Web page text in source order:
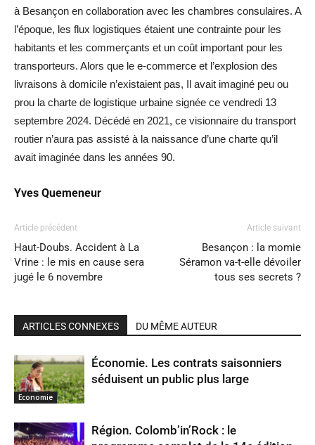
à Besançon en collaboration avec les chambres consulaires. A
l’époque, les flux logistiques étaient une contrainte pour les
habitants et les commerçants et un coût important pour les
transporteurs. Alors que le e-commerce et l’explosion des
livraisons à domicile n’existaient pas, Il avait imaginé peu ou
prou la charte de logistique urbaine signée ce vendredi 13
septembre 2024. Décédé en 2021, ce visionnaire du transport
routier n’aura pas assisté à la naissance d’une charte qu’il
avait imaginée dans les années 90.
Yves Quemeneur
Article précédent
Haut-Doubs. Accident à La
Vrine : le mis en cause sera
jugé le 6 novembre
Article suivant
Besançon : la momie
Séramon va-t-elle dévoiler
tous ses secrets ?
ARTICLES CONNEXES DU MÊME AUTEUR
Economie
Économie. Les contrats saisonniers
séduisent un public plus large
Région. Colomb’in’Rock : le